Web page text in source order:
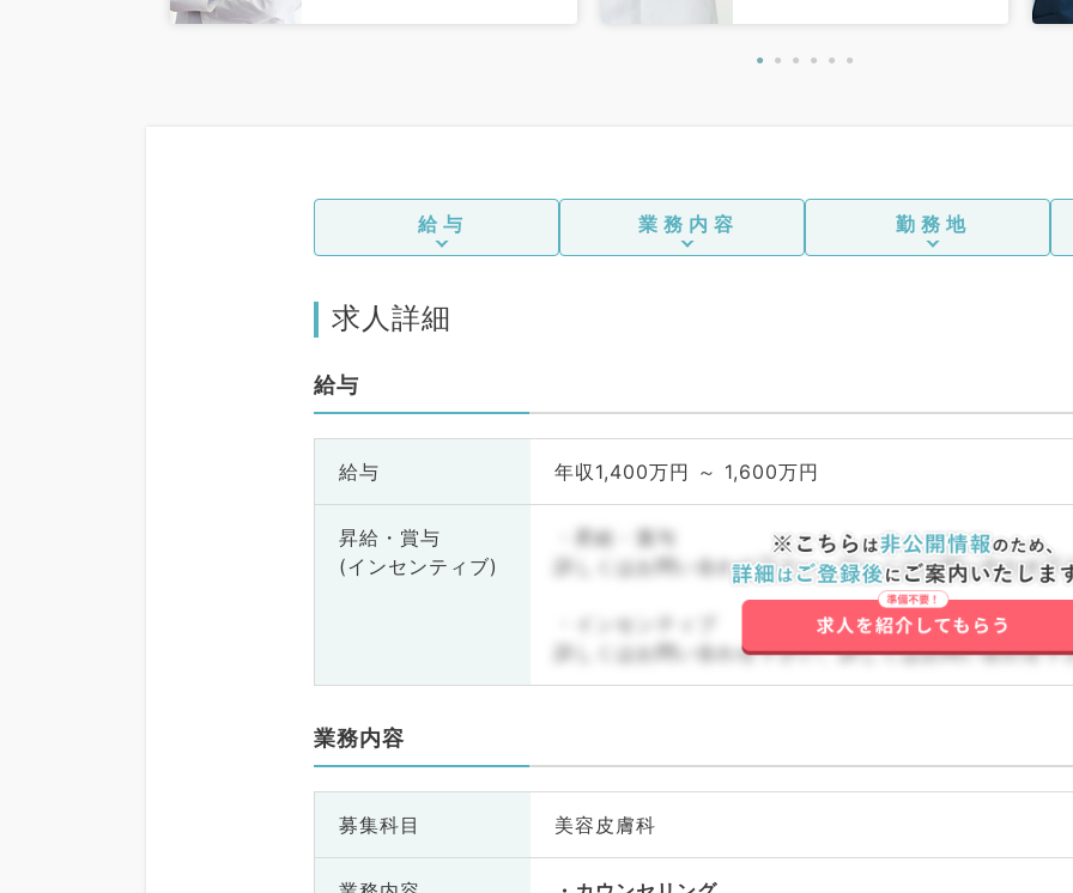
給与 業務内容 勤務地
求人詳細
給与
給与 年収1,400万円 ～ 1,600万円
昇給・賞与
(インセンティブ)
・昇給・賞与
詳しくはお問い合わせ下さい。詳しくはお問い合わせ下
・インセンティブ
詳しくはお問い合わせ下さい。詳しくはお問い合わせ下
業務内容
募集科目 美容皮膚科